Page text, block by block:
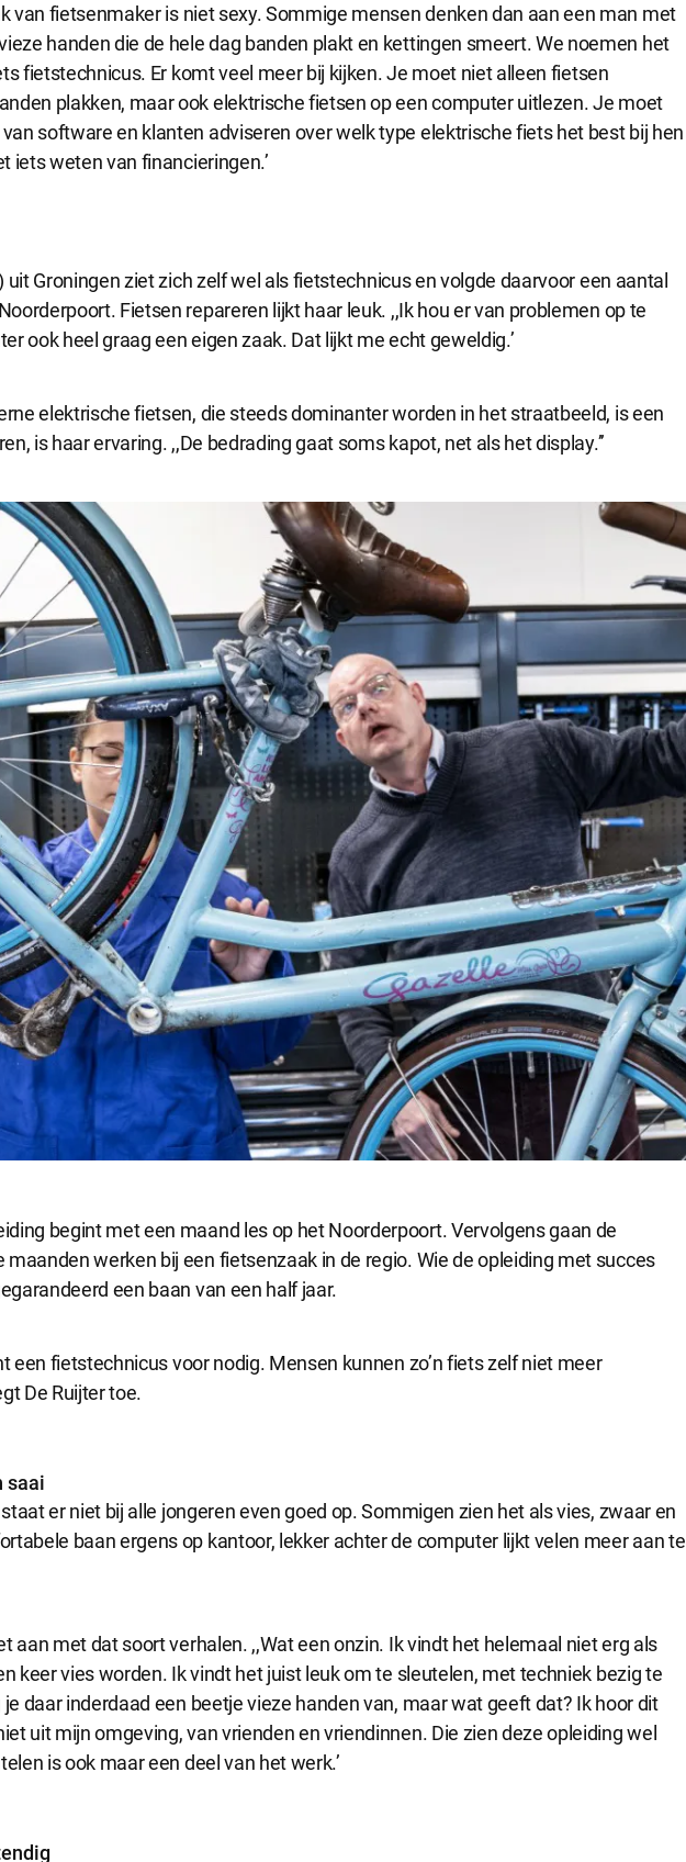
van fietsenmaker is niet sexy. Sommige mensen denken dan aan een man met
handen die de hele dag banden plakt en kettingen smeert. We noemen het
fietstechnicus. Er komt veel meer bij kijken. Je moet niet alleen fietsen
plakken, maar ook elektrische fietsen op een computer uitlezen. Je moet
software en klanten adviseren over welk type elektrische fiets het best bij hen
iets weten van financieringen.’
uit Groningen ziet zich zelf wel als fietstechnicus en volgde daarvoor een aantal
Fietsen repareren lijkt haar leuk. ,,Ik hou er van problemen op te
ook heel graag een eigen zaak. Dat lijkt me echt geweldig.’
elektrische fietsen, die steeds dominanter worden in het straatbeeld, is een
is haar ervaring. ,,De bedrading gaat soms kapot, net als het display.’’
begint met een maand les op het Noorderpoort. Vervolgens gaan de
maanden werken bij een fietsenzaak in de regio. Wie de opleiding met succes
een baan van een half jaar.
een fietstechnicus voor nodig. Mensen kunnen zo’n fiets zelf niet meer
De Ruijter toe.
saai
er niet bij alle jongeren even goed op. Sommigen zien het als vies, zwaar en
baan ergens op kantoor, lekker achter de computer lijkt velen meer aan te
aan met dat soort verhalen. ,,Wat een onzin. Ik vindt het helemaal niet erg als
keer vies worden. Ik vindt het juist leuk om te sleutelen, met techniek bezig te
daar inderdaad een beetje vieze handen van, maar wat geeft dat? Ik hoor dit
uit mijn omgeving, van vrienden en vriendinnen. Die zien deze opleiding wel
is ook maar een deel van het werk.’